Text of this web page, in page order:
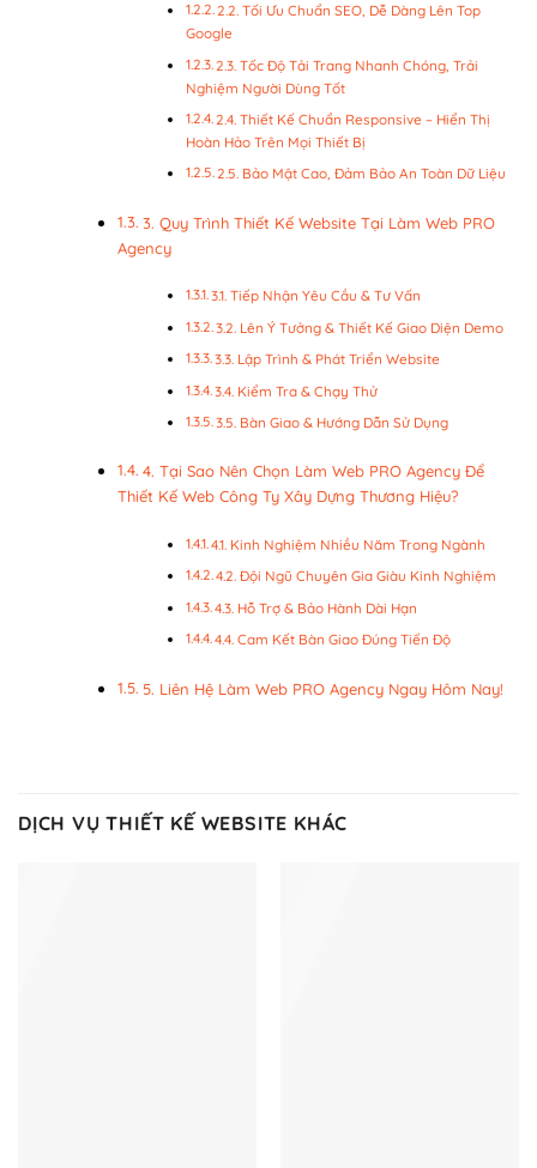
2.2. Tối Ưu Chuẩn SEO, Dễ Dàng Lên Top
Google
2.3. Tốc Độ Tải Trang Nhanh Chóng, Trải
Nghiệm Người Dùng Tốt
2.4. Thiết Kế Chuẩn Responsive – Hiển Thị
Hoàn Hảo Trên Mọi Thiết Bị
2.5. Bảo Mật Cao, Đảm Bảo An Toàn Dữ Liệu
3. Quy Trình Thiết Kế Website Tại Làm Web PRO
Agency
3.1. Tiếp Nhận Yêu Cầu & Tư Vấn
3.2. Lên Ý Tưởng & Thiết Kế Giao Diện Demo
3.3. Lập Trình & Phát Triển Website
3.4. Kiểm Tra & Chạy Thử
3.5. Bàn Giao & Hướng Dẫn Sử Dụng
4. Tại Sao Nên Chọn Làm Web PRO Agency Để
Thiết Kế Web Công Ty Xây Dựng Thương Hiệu?
4.1. Kinh Nghiệm Nhiều Năm Trong Ngành
4.2. Đội Ngũ Chuyên Gia Giàu Kinh Nghiệm
4.3. Hỗ Trợ & Bảo Hành Dài Hạn
4.4. Cam Kết Bàn Giao Đúng Tiến Độ
5. Liên Hệ Làm Web PRO Agency Ngay Hôm Nay!
DỊCH VỤ THIẾT KẾ WEBSITE KHÁC